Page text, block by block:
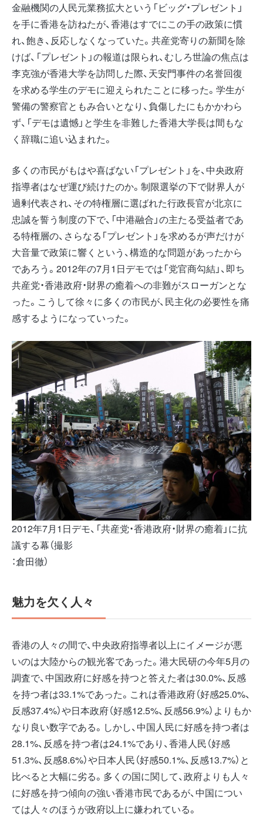
金融機関の人民元業務拡大という「ビッグ・プレゼント」
を手に香港を訪ねたが、香港はすでにこの手の政策に慣
れ、飽き、反応しなくなっていた。共産党寄りの新聞を除
けば、「プレゼント」の報道は限られ、むしろ世論の焦点は
李克強が香港大学を訪問した際、天安門事件の名誉回復
を求める学生のデモに迎えられたことに移った。学生が
警備の警察官ともみ合いとなり、負傷したにもかかわら
ず、「デモは遺憾」と学生を非難した香港大学長は間もな
く辞職に追い込まれた。
多くの市民がもはや喜ばない「プレゼント」を、中央政府
指導者はなぜ運び続けたのか。制限選挙の下で財界人が
過剰代表され、その特権層に選ばれた行政長官が北京に
忠誠を誓う制度の下で、「中港融合」の主たる受益者であ
る特権層の、さらなる「プレゼント」を求めるが声だけが
大音量で政策に響くという、構造的な問題があったから
であろう。2012年の7月1日デモでは「党官商勾結」、即ち
共産党・香港政府・財界の癒着への非難がスローガンとな
った。こうして徐々に多くの市民が、民主化の必要性を痛
感するようになっていった。
2012年7月1日デモ、「共産党・香港政府・財界の癒着」に抗
議する幕（撮影
：倉田徹）
魅力を欠く人々
香港の人々の間で、中央政府指導者以上にイメージが悪
いのは大陸からの観光客であった。港大民研の今年5月の
調査で、中国政府に好感を持つと答えた者は30.0%、反感
を持つ者は33.1%であった。これは香港政府（好感25.0%、
反感37.4%）や日本政府（好感12.5%、反感56.9%）よりもか
なり良い数字である。しかし、中国人民に好感を持つ者は
28.1%、反感を持つ者は24.1%であり、香港人民（好感
51.3%、反感8.6%）や日本人民（好感50.1%、反感13.7%）と
比べると大幅に劣る。多くの国に関して、政府よりも人々
に好感を持つ傾向の強い香港市民であるが、中国につい
ては人々のほうが政府以上に嫌われている。